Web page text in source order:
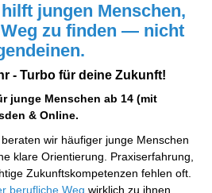
jungen Menschen,
zu finden — nicht
- Turbo für deine Zukunft!
junge Menschen ab 14 (mit
& Online.
wir häufiger junge Menschen
klare Orientierung. Praxiserfahrung,
Zukunftskompetenzen fehlen oft.
berufliche Weg wirklich zu ihnen